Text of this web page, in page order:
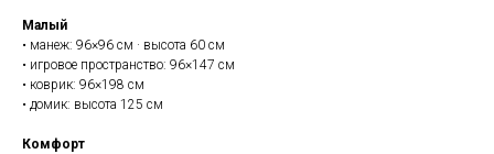
Малый
• манеж: 96×96 см · высота 60 см
• игровое пространство: 96×147 см
• коврик: 96×198 см
• домик: высота 125 см
Комфорт